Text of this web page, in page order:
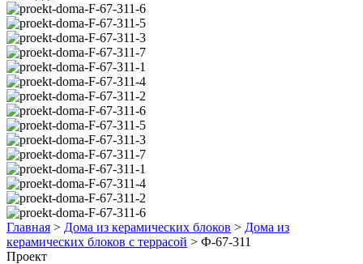
Главная > Дома из керамических блоков > Дома из
керамических блоков с террасой > Ф-67-311
Проект